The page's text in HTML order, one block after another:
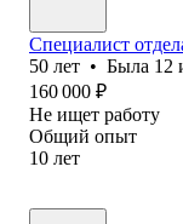
Специалист
50 лет • Была 12
160 000 ₽
Не ищет работу
Общий опыт
10 лет